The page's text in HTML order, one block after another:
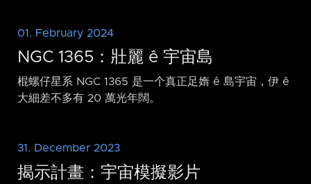
01. February 2024
NGC 1365：壯麗 ê 宇宙島
棍螺仔星系 NGC 1365 是一个真正足媠 ê 島宇宙，伊 ê
大細差不多有 20 萬光年闊。
31. December 2023
揭示計畫：宇宙模擬影片